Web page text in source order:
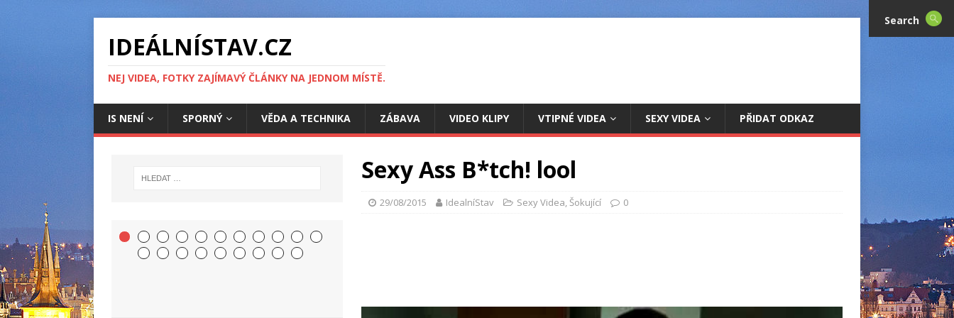
IDEÁLNÍSTAV.CZ
NEJ VIDEA, FOTKY ZAJÍMAVÝ ČLÁNKY NA JEDNOM MÍSTĚ.
IS NENÍ SPORNÝ VĚDA A TECHNIKA ZÁBAVA VIDEO KLIPY VTIPNÉ VIDEA SEXY VIDEA PŘIDAT ODKAZ
Sexy Ass B*tch! lool
29/08/2015 IdealníStav Sexy Videa,Šokující 0
Search